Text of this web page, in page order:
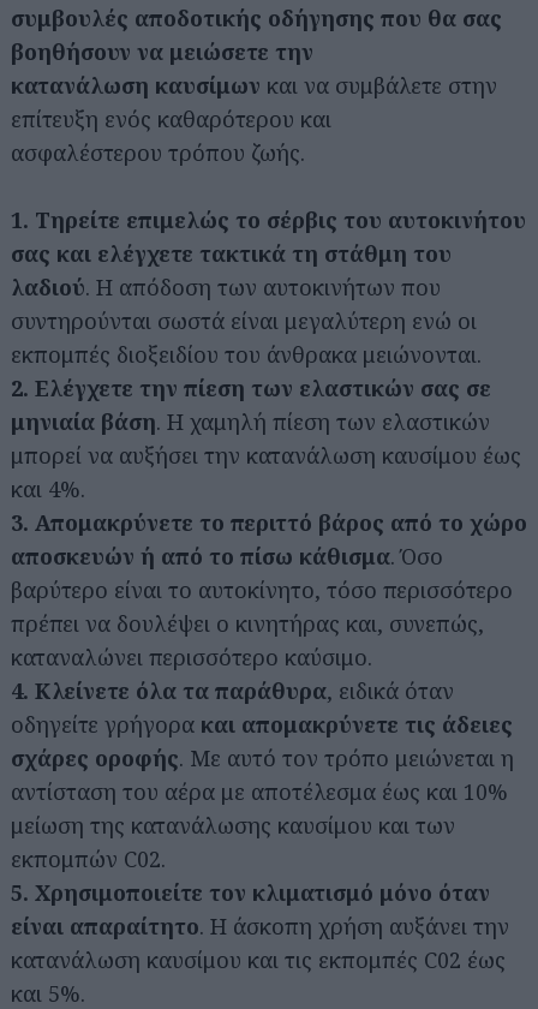
συμβουλές αποδοτικής οδήγησης που θα σας
βοηθήσουν να μειώσετε την
κατανάλωση καυσίμων και να συμβάλετε στην
επίτευξη ενός καθαρότερου και
ασφαλέστερου τρόπου ζωής.
1. Τηρείτε επιμελώς το σέρβις του αυτοκινήτου
σας και ελέγχετε τακτικά τη στάθμη του
λαδιού. H απόδοση των αυτοκινήτων που
συντηρούνται σωστά είναι μεγαλύτερη ενώ οι
εκπομπές διοξειδίου του άνθρακα μειώνονται.
2. Ελέγχετε την πίεση των ελαστικών σας σε
μηνιαία βάση. Η χαμηλή πίεση των ελαστικών
μπορεί να αυξήσει την κατανάλωση καυσίμου έως
και 4%.
3. Απομακρύνετε το περιττό βάρος από το χώρο
αποσκευών ή από το πίσω κάθισμα. Όσο
βαρύτερο είναι το αυτοκίνητο, τόσο περισσότερο
πρέπει να δουλέψει ο κινητήρας και, συνεπώς,
καταναλώνει περισσότερο καύσιμο.
4. Κλείνετε όλα τα παράθυρα, ειδικά όταν
οδηγείτε γρήγορα και απομακρύνετε τις άδειες
σχάρες οροφής. Με αυτό τον τρόπο μειώνεται η
αντίσταση του αέρα με αποτέλεσμα έως και 10%
μείωση της κατανάλωσης καυσίμου και των
εκπομπών C02.
5. Χρησιμοποιείτε τον κλιματισμό μόνο όταν
είναι απαραίτητο. Η άσκοπη χρήση αυξάνει την
κατανάλωση καυσίμου και τις εκπομπές C02 έως
και 5%.